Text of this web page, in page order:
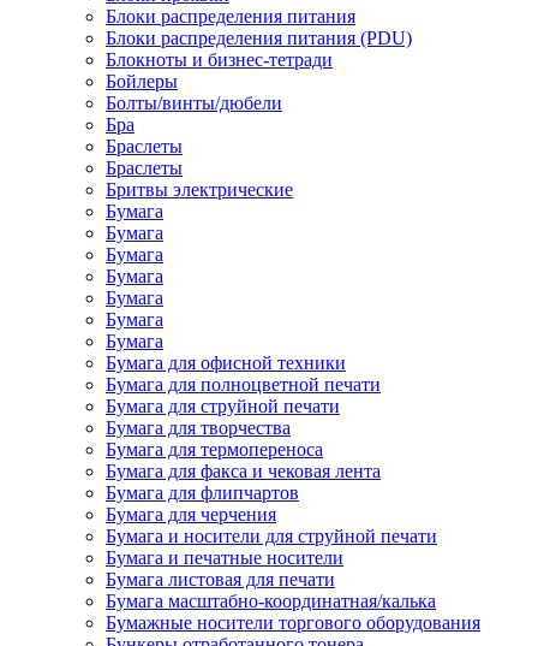
Блоки распределения питания
Блоки распределения питания (PDU)
Блокноты и бизнес-тетради
Бойлеры
Болты/винты/дюбели
Бра
Браслеты
Браслеты
Бритвы электрические
Бумага
Бумага
Бумага
Бумага
Бумага
Бумага
Бумага
Бумага для офисной техники
Бумага для полноцветной печати
Бумага для струйной печати
Бумага для творчества
Бумага для термопереноса
Бумага для факса и чековая лента
Бумага для флипчартов
Бумага для черчения
Бумага и носители для струйной печати
Бумага и печатные носители
Бумага листовая для печати
Бумага масштабно-координатная/калька
Бумажные носители торгового оборудования